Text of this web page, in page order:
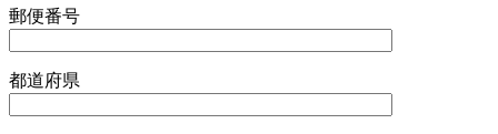
郵便番号
都道府県